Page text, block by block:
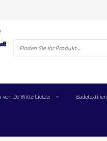
von De Witte Lietaer Badetextilien